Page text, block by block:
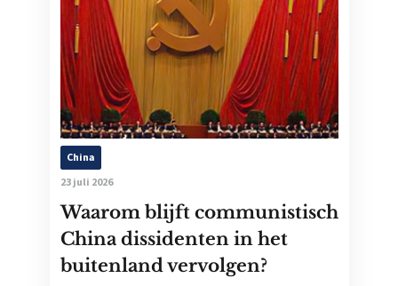
China
23 juli 2026
Waarom blijft communistisch
China dissidenten in het
buitenland vervolgen?